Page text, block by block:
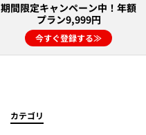
期間限定キャンペーン中！年額
プラン9,999円
今すぐ登録する≫
カテゴリ